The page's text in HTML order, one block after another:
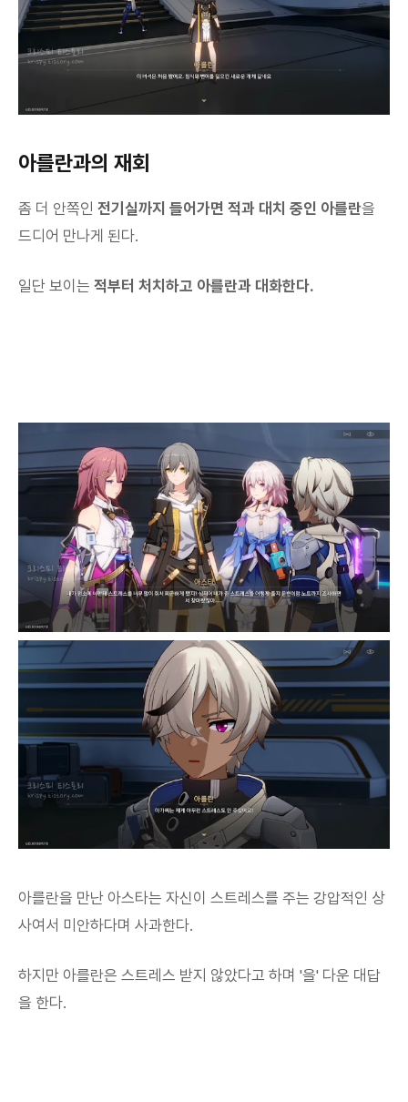
아를란과의 재회
좀 더 안쪽인 전기실까지 들어가면 적과 대치 중인 아를란을
드디어 만나게 된다.
일단 보이는 적부터 처치하고 아를란과 대화한다.
아를란을 만난 아스타는 자신이 스트레스를 주는 강압적인 상
사여서 미안하다며 사과한다.
하지만 아를란은 스트레스 받지 않았다고 하며 '을' 다운 대답
을 한다.